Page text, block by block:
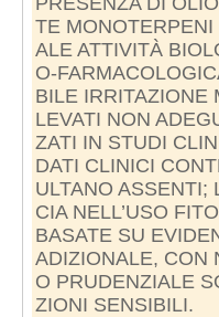
TE
ALE ATTIVITÀ
O-
BILE IRRITAZIONE
LEVATI NON
ZATI IN STUDI
DATI CLINICI
ULTANO ASSENTI;
CIA NELL’USO
BASATE SU
ADIZIONALE, CON
O PRUDENZIALE
ZIONI SENSIBILI.